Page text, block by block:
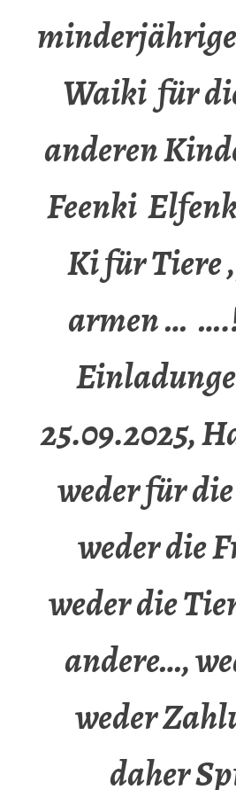
Waiki für
anderen
Feenki
Ki für Tiere
armen …
25.09.2025,
weder für
weder die
weder die
andere…,
weder
daher